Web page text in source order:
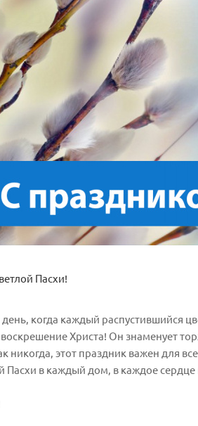
Пасхи!
когда каждый распустившийся
Христа! Он знаменует
никогда, этот праздник важен для
Пасхи в каждый дом, в каждое